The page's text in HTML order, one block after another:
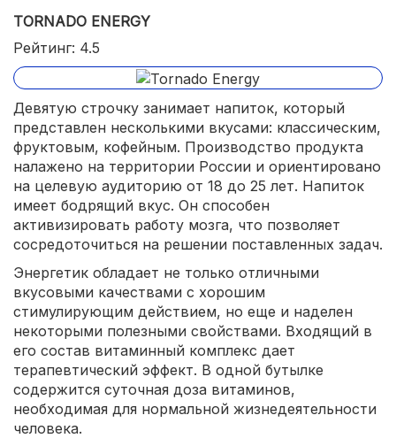
TORNADO ENERGY
Рейтинг: 4.5
Девятую строчку занимает напиток, который
представлен несколькими вкусами: классическим,
фруктовым, кофейным. Производство продукта
налажено на территории России и ориентировано
на целевую аудиторию от 18 до 25 лет. Напиток
имеет бодрящий вкус. Он способен
активизировать работу мозга, что позволяет
сосредоточиться на решении поставленных задач.
Энергетик обладает не только отличными
вкусовыми качествами с хорошим
стимулирующим действием, но еще и наделен
некоторыми полезными свойствами. Входящий в
его состав витаминный комплекс дает
терапевтический эффект. В одной бутылке
содержится суточная доза витаминов,
необходимая для нормальной жизнедеятельности
человека.